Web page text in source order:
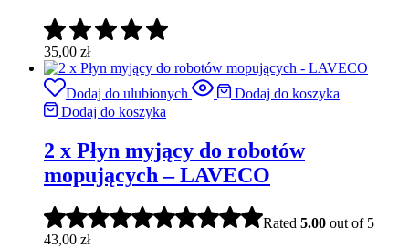
35,00 zł
Dodaj do ulubionych
Dodaj do koszyka
Dodaj do koszyka
2 x Płyn myjący do robotów
mopujących – LAVECO
Rated 5.00 out of 5
43,00 zł